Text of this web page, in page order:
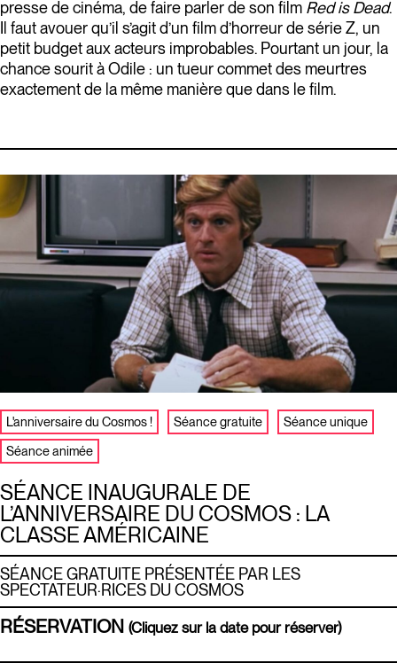
presse de cinéma, de faire parler de son film Red is Dead.
Il faut avouer qu’il s’agit d’un film d’horreur de série Z, un
petit budget aux acteurs improbables. Pourtant un jour, la
chance sourit à Odile : un tueur commet des meurtres
exactement de la même manière que dans le film.
SÉANCE INAUGURALE DE
L’ANNIVERSAIRE DU COSMOS : LA
CLASSE AMÉRICAINE
SÉANCE GRATUITE PRÉSENTÉE PAR LES
SPECTATEUR·RICES DU COSMOS
L'anniversaire du Cosmos ! Séance gratuite
Séance unique
Séance animée
RÉSERVATION (Cliquez sur la date pour réserver)